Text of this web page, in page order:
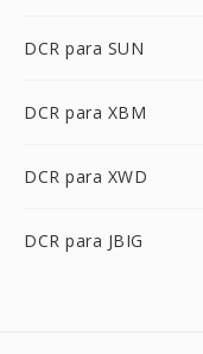
DCR para SUN
DCR para XBM
DCR para XWD
DCR para JBIG